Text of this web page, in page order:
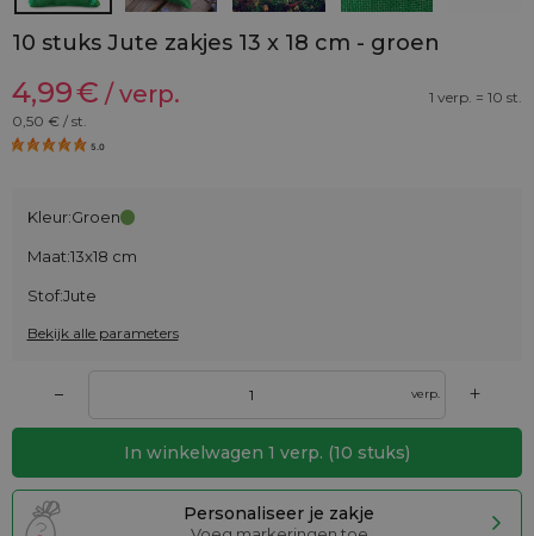
10 stuks Jute zakjes 13 x 18 cm - groen
4,99€ / verp.
1 verp. = 10 st.
0,50 € / st.
5.0
Kleur:Groen
Maat:13x18 cm
Stof:Jute
Bekijk alle parameters
– verp. +
In winkelwagen 1 verp. (10 stuks)
Personaliseer je zakje